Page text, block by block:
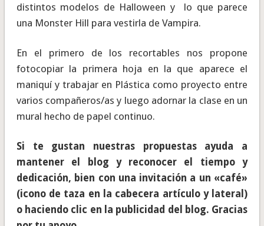
distintos modelos de Halloween y lo que parece
una Monster Hill para vestirla de Vampira.
En el primero de los recortables nos propone
fotocopiar la primera hoja en la que aparece el
maniquí y trabajar en Plástica como proyecto entre
varios compañeros/as y luego adornar la clase en un
mural hecho de papel continuo.
Si te gustan nuestras propuestas ayuda a
mantener el blog y reconocer el tiempo y
dedicación, bien con una invitación a un «café»
(icono de taza en la cabecera artículo y lateral)
o haciendo clic en la publicidad del blog. Gracias